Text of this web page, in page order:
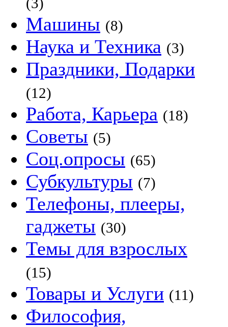
Машины (8)
Наука и Техника (3)
Праздники, Подарки
(12)
Работа, Карьера (18)
Советы (5)
Соц.опросы (65)
Субкультуры (7)
Телефоны, плееры,
гаджеты (30)
Темы для взрослых
(15)
Товары и Услуги (11)
Философия,